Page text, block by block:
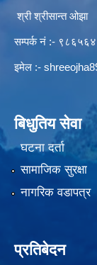
श्री श्रीसान्त
सम्पर्क नं :-
इमेल :-
बिधुतिय सेवा
घटना दर्ता
सामाजिक सुरक्षा
नागरिक वडापत्र
प्रतिबेदन